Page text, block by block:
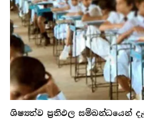
ශිෂ්‍යත්ව ප්‍රතිඵල සම්බන්ධයෙන්